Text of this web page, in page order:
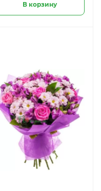
В корзину